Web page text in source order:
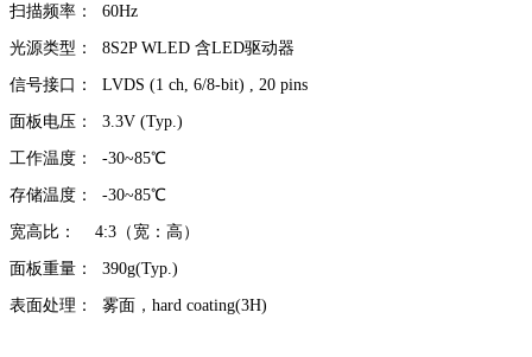
扫描频率： 60Hz
光源类型： 8S2P WLED 含LED驱动器
信号接口： LVDS (1 ch, 6/8-bit) , 20 pins
面板电压： 3.3V (Typ.)
工作温度： -30~85℃
存储温度： -30~85℃
宽高比： 4:3 （宽：高）
面板重量： 390g(Typ.)
表面处理： 雾面， hard coating(3H)